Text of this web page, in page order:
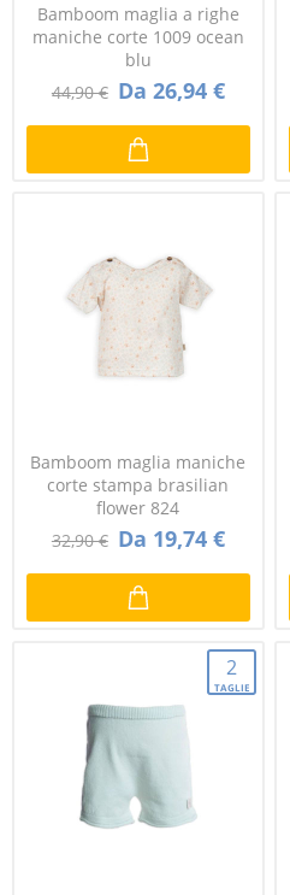
Bamboom maglia a righe
maniche corte 1009 ocean
blu
44,90 € Da 26,94 €
Bamboom maglia maniche
corte stampa brasilian
flower 824
32,90 € Da 19,74 €
2
TAGLIE